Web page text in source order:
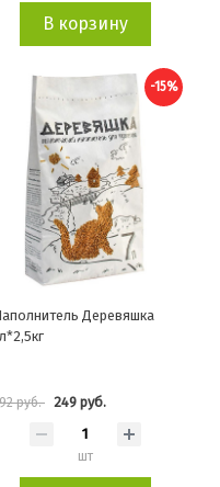
В корзину
-15%
Деревяшка
руб. 249 руб.
шт